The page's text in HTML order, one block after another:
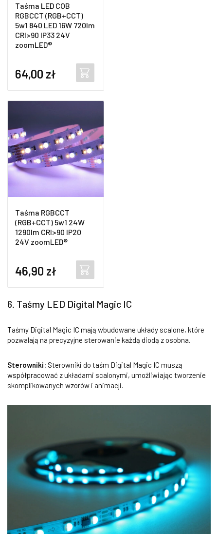
Taśma LED COB
RGBCCT (RGB+CCT)
5w1 840 LED 16W 720lm
CRI>90 IP33 24V
zoomLED®
64,00 zł
Taśma RGBCCT
(RGB+CCT) 5w1 24W
1290lm CRI>90 IP20
24V zoomLED®
46,90 zł
6. Taśmy LED Digital Magic IC
Taśmy Digital Magic IC mają wbudowane układy scalone, które
pozwalają na precyzyjne sterowanie każdą diodą z osobna.
Sterowniki: Sterowniki do taśm Digital Magic IC muszą
współpracować z układami scalonymi, umożliwiając tworzenie
skomplikowanych wzorów i animacji.